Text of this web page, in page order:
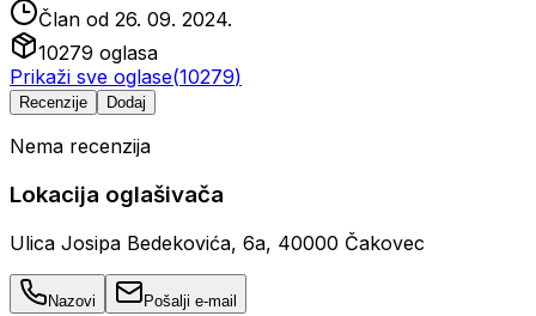
Član od 26. 09. 2024.
10279 oglasa
Prikaži sve oglase(10279)
Recenzije Dodaj
Nema recenzija
Lokacija oglašivača
Ulica Josipa Bedekovića, 6a, 40000 Čakovec
Nazovi Pošalji e-mail